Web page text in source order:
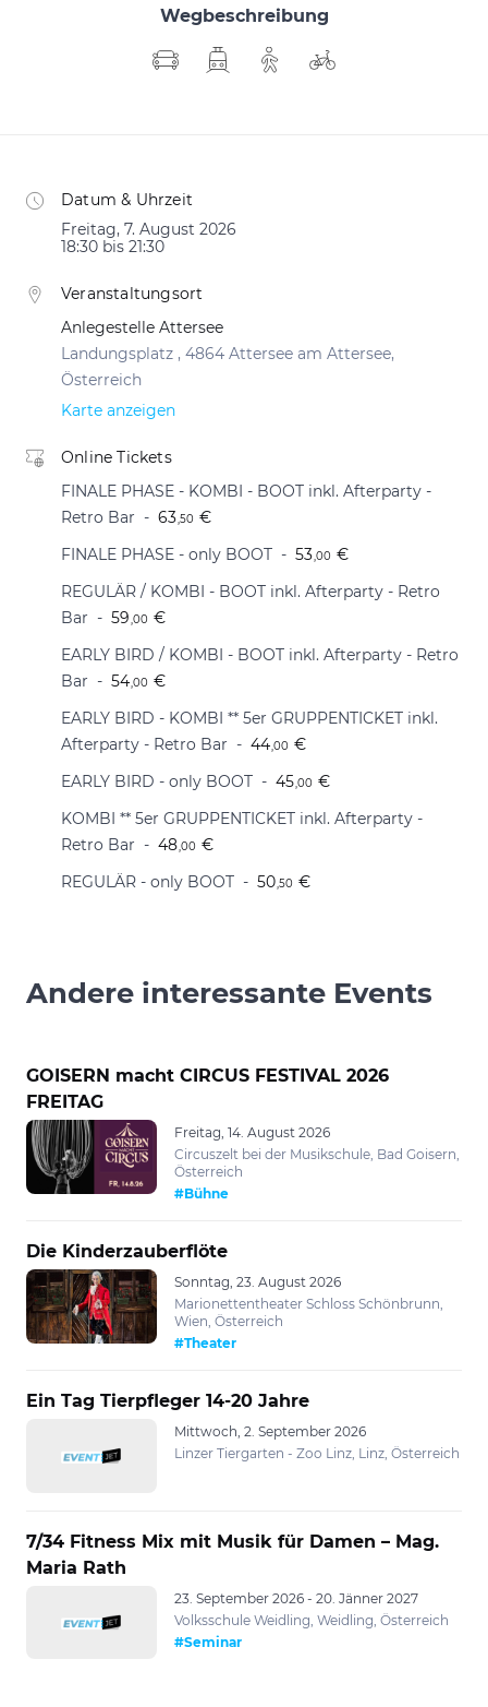
Wegbeschreibung
Datum & Uhrzeit
Freitag, 7. August 2026
18:30 bis 21:30
Veranstaltungsort
Anlegestelle Attersee
Landungsplatz , 4864 Attersee am Attersee,
Österreich
Karte anzeigen
Online Tickets
FINALE PHASE - KOMBI - BOOT inkl. Afterparty -
Retro Bar
63,50 €
FINALE PHASE - only BOOT
53,00 €
REGULÄR / KOMBI - BOOT inkl. Afterparty - Retro
Bar
59,00 €
EARLY BIRD / KOMBI - BOOT inkl. Afterparty - Retro
Bar
54,00 €
EARLY BIRD - KOMBI ** 5er GRUPPENTICKET inkl.
Afterparty - Retro Bar
44,00 €
EARLY BIRD - only BOOT
45,00 €
KOMBI ** 5er GRUPPENTICKET inkl. Afterparty -
Retro Bar
48,00 €
REGULÄR - only BOOT
50,50 €
Andere interessante Events
GOISERN macht CIRCUS FESTIVAL 2026
FREITAG
Freitag, 14. August 2026
Circuszelt bei der Musikschule, Bad Goisern,
Österreich
#Bühne
Die Kinderzauberflöte
Sonntag, 23. August 2026
Marionettentheater Schloss Schönbrunn,
Wien, Österreich
#Theater
Ein Tag Tierpfleger 14-20 Jahre
Mittwoch, 2. September 2026
Linzer Tiergarten - Zoo Linz, Linz, Österreich
7/34 Fitness Mix mit Musik für Damen – Mag.
Maria Rath
23. September 2026 - 20. Jänner 2027
Volksschule Weidling, Weidling, Österreich
#Seminar